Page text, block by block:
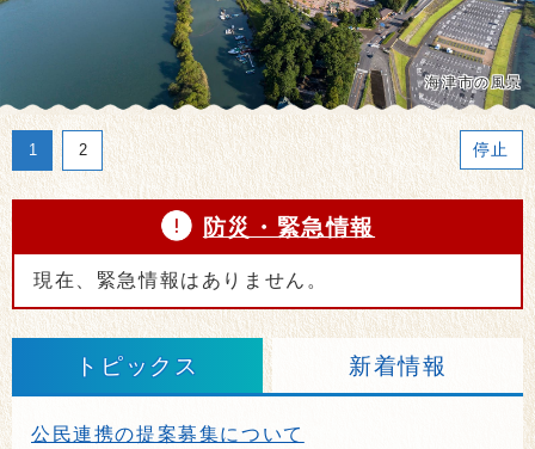
海津市の風景
1
1 2
2 再生
停止
防災・緊急情報
現在、緊急情報はありません。
トピックス 新着情報
公民連携の提案募集について